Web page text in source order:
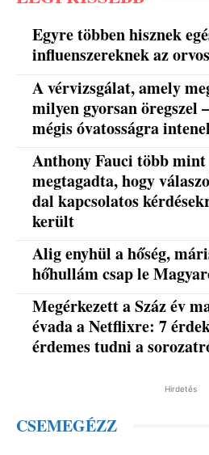
Egyre többen hisznek
influenszereknek az
A vérvizsgálat, amely
milyen gyorsan öregszel
mégis óvatosságra
Anthony Fauci több
megtagadta, hogy
dal kapcsolatos
került
Alig enyhül a hőség,
hőhullám csap le
Megérkezett a Száz év
évada a Netflixre: 7
érdemes tudni a
Hirdetés
CSEMEGÉZZ